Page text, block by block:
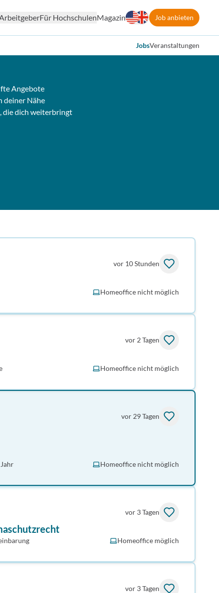
Für HochschulenMagazin Job anbieten
JobsVeranstaltungen
Angebote
deiner Nähe
die dich weiterbringt
vor 10 Stunden
Homeoffice nicht möglich
vor 2 Tagen
Homeoffice nicht möglich
vor 29 Tagen
Homeoffice nicht möglich
vor 3 Tagen
Homeoffice möglich
vor 3 Tagen